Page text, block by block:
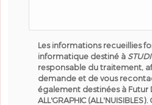
Les informations recueillies
informatique destiné à
responsable du traitement,
demande et de vous
également destinées à Futur
ALL'GRAPHIC